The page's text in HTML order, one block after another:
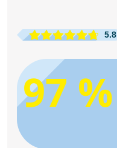
5.8
97 %